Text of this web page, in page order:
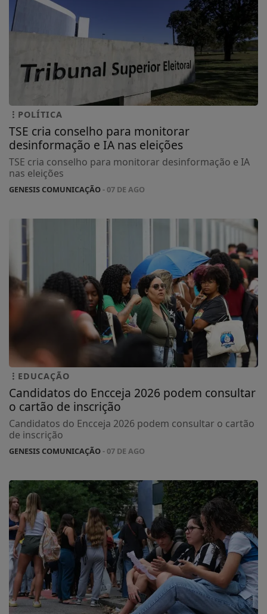
POLÍTICA
TSE cria conselho para monitorar
desinformação e IA nas eleições
TSE cria conselho para monitorar desinformação e IA
nas eleições
GENESIS COMUNICAÇÃO- 07 DE AGO
EDUCAÇÃO
Candidatos do Encceja 2026 podem consultar
o cartão de inscrição
Candidatos do Encceja 2026 podem consultar o cartão
de inscrição
GENESIS COMUNICAÇÃO- 07 DE AGO